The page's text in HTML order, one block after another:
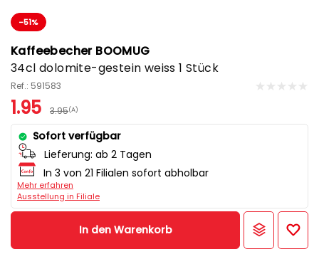
-51%
Kaffeebecher BOOMUG
34cl dolomite-gestein weiss 1 Stück
Ref.: 591583
1.95 3.95(A)
Sofort verfügbar
Lieferung: ab 2 Tagen
In 3 von 21 Filialen sofort abholbar
Mehr erfahren
Ausstellung in Filiale
In den Warenkorb